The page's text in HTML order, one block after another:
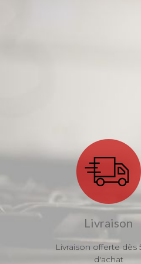
Livraison
Livraison offerte dès
d'achat